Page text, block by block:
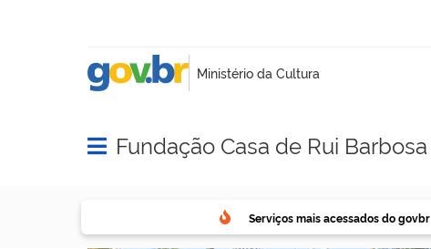
Abrir menu principal de navegação
Fundação Casa de Rui Barbosa
Serviços mais acessados do govbr